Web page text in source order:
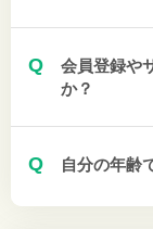
Q
会員登録や
か？
Q 自分の年齢